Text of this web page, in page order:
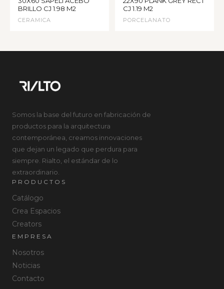
BRILLO CJ 1.98 M2
CERAMICA
CJ 1.19 M2
PORCELANATO
Somos la base del futuro en fabricación de
productos para la arquitectura
contemporánea, creamos innovaciones
que dejan un legado que perdura para
siempre. Rialto, el estándar de lo
extraordinario.
PRODUCTOS
Catálogo
Crea Espacios
Creators
EMPRESA
Nosotros
Noticias
Contacto